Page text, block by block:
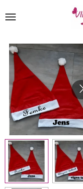
direct
de
hoofdinhoud